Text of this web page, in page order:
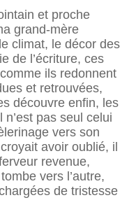
et proche
grand-mère
climat, le décor des
de l’écriture, ces
ils redonnent
et retrouvées,
découvre enfin, les
pas seul celui
vers son
avoir oublié, il
revenue,
vers l’autre,
de tristesse